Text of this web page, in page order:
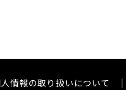
情報の取り扱いについて